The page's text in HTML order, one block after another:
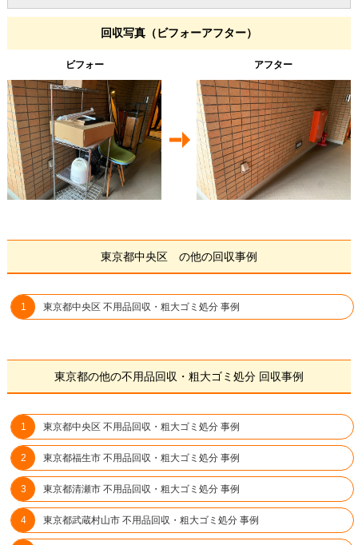
回収写真（ビフォーアフター）
ビフォー アフター
東京都中央区 の他の回収事例
東京都中央区 不用品回収・粗大ゴミ処分 事例
東京都の他の不用品回収・粗大ゴミ処分 回収事例
東京都中央区 不用品回収・粗大ゴミ処分 事例
東京都福生市 不用品回収・粗大ゴミ処分 事例
東京都清瀬市 不用品回収・粗大ゴミ処分 事例
東京都武蔵村山市 不用品回収・粗大ゴミ処分 事例